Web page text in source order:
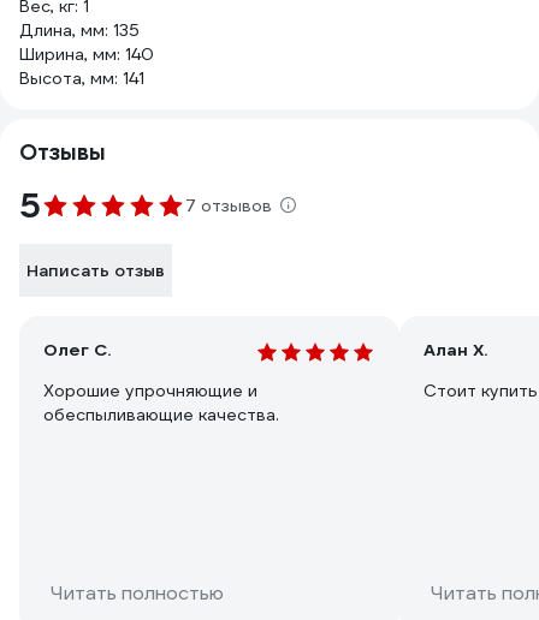
Вес, кг: 1
Длина, мм: 135
Ширина, мм: 140
Высота, мм: 141
Отзывы
5 7 отзывов
Написать отзыв
Олег С.
Хорошие упрочняющие и
обеспыливающие качества.
Читать полностью
Алан Х.
Стоит купить
Читать